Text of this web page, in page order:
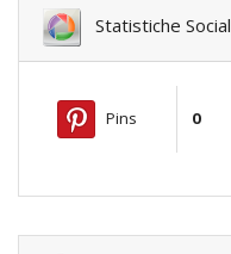
Statistiche Social
Pins 0